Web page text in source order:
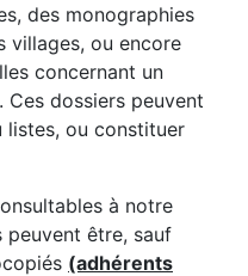
des monographies
villages, ou encore
concernant un
Ces dossiers peuvent
listes, ou constituer
à notre
peuvent être, sauf
(adhérents